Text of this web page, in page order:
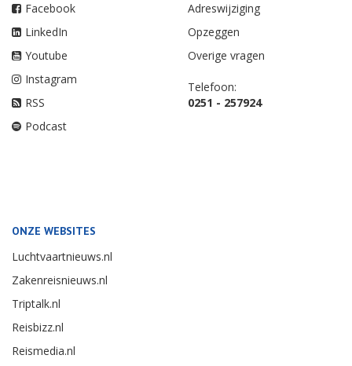
Facebook
LinkedIn
Youtube
Instagram
RSS
Podcast
Adreswijziging
Opzeggen
Overige vragen
Telefoon:
0251 - 257924
ONZE WEBSITES
Luchtvaartnieuws.nl
Zakenreisnieuws.nl
Triptalk.nl
Reisbizz.nl
Reismedia.nl